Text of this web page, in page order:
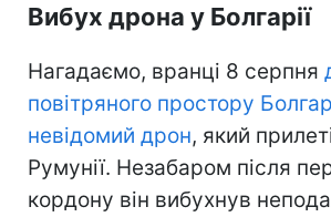
Вибух дрона у Болгарії
Нагадаємо, вранці 8 серпня
повітряного простору
невідомий дрон, який
Румунії. Незабаром після
кордону він вибухнув